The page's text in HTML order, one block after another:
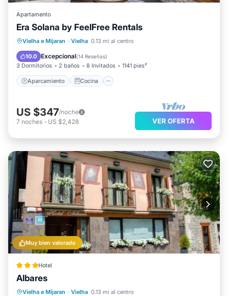
Apartamento
Era Solana by FeelFree Rentals
Vielha e Mijaran · Vielha 0.13 mi al centro
10.0 Excepcional(14 Reseñas)
3 Dormitorios 2 baños 8 Invitados 1141 pies²
Aparcamiento Cocina
Aparcamiento Cocina
Apto para niños
US $347/noche
7 noches - US $2,428 VER OFERTA
Muy bien valorado
Hotel
Albares
Vielha e Mijaran · Vielha 0.13 mi al centro
Desayuno Aparcamiento